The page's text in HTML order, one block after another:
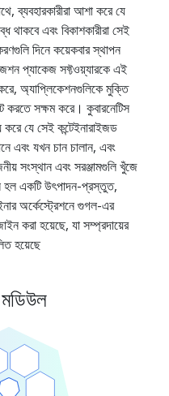
ব্যবহারকারীরা আশা করে যে
এবং বিকাশকারীরা সেই
দিনে কয়েকবার স্থাপন
প্যাকেজ সফ্টওয়্যারকে এই
অ্যাপ্লিকেশনগুলিকে মুক্তি
সক্ষম করে। কুবারনেটিস
যে সেই কন্টেইনারাইজড
এবং যখন চান চালান, এবং
সংস্থান এবং সরঞ্জামগুলি খুঁজে
হল একটি উৎপাদন-প্রস্তুত,
অর্কেস্ট্রেশনে গুগল-এর
করা হয়েছে, যা সম্প্রদায়ের
হয়েছে
মডিউল